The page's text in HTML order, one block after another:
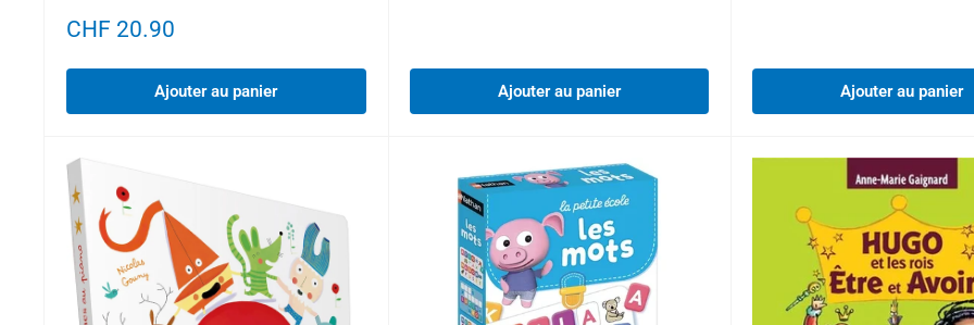
Prix
CHF 20.90
Ajouter au panier Ajouter au panier Ajouter au panier